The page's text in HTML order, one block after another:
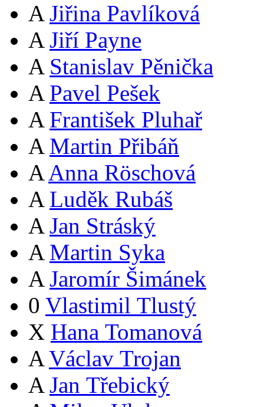
A Jiřina Pavlíková
A Jiří Payne
A Stanislav Pěnička
A Pavel Pešek
A František Pluhař
A Martin Přibáň
A Anna Röschová
A Luděk Rubáš
A Jan Stráský
A Martin Syka
A Jaromír Šimánek
0 Vlastimil Tlustý
X Hana Tomanová
A Václav Trojan
A Jan Třebický